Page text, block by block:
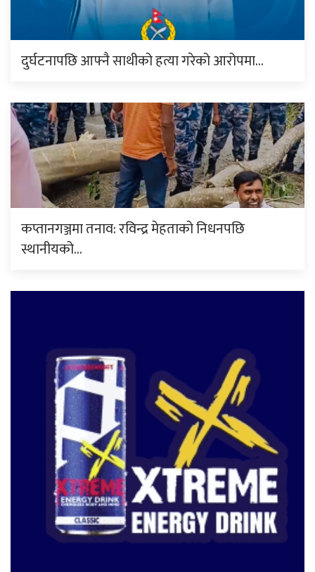
दुर्घटनापछि आफ्नै साथीको हत्या गरेको आरोपमा…
कप्तानगञ्जमा तनाव: रविन्द्र मेहताको निधनपछि
स्थानीयको…